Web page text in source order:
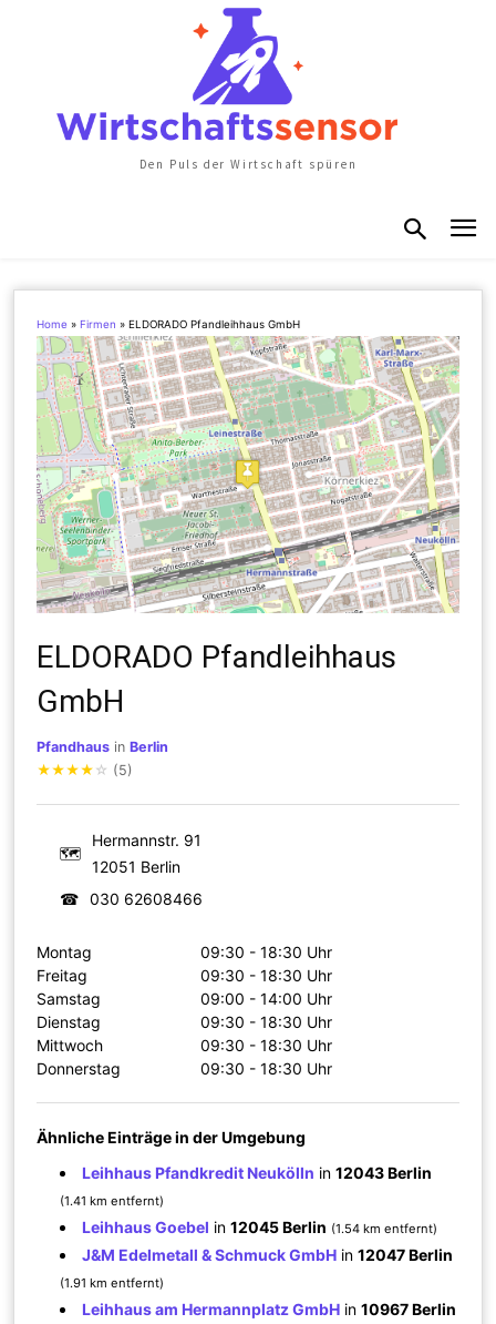
Den Puls der Wirtschaft spüren
Home » Firmen »ELDORADO Pfandleihhaus GmbH
ELDORADO Pfandleihhaus
GmbH
Pfandhaus inBerlin
★★★★ ☆ (5)
🗺
Hermannstr. 91
12051 Berlin
☎
030 62608466
Montag
09:30 - 18:30 Uhr
Freitag
09:30 - 18:30 Uhr
Samstag
09:00 - 14:00 Uhr
Dienstag
09:30 - 18:30 Uhr
Mittwoch
09:30 - 18:30 Uhr
Donnerstag
09:30 - 18:30 Uhr
Ähnliche Einträge in der Umgebung
Leihhaus Pfandkredit Neukölln in12043 Berlin
(1.41 km entfernt)
Leihhaus Goebel in12045 Berlin (1.54 km entfernt)
J&M Edelmetall & Schmuck GmbH in12047 Berlin
(1.91 km entfernt)
Leihhaus am Hermannplatz GmbH in10967 Berlin